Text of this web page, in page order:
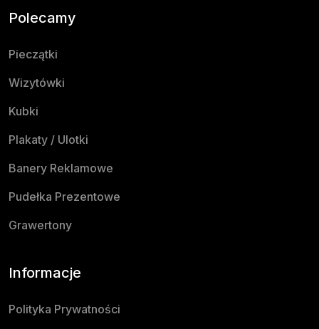
Polecamy
Pieczątki
Wizytówki
Kubki
Plakaty / Ulotki
Banery Reklamowe
Pudełka Prezentowe
Grawertony
Informacje
Polityka Prywatności